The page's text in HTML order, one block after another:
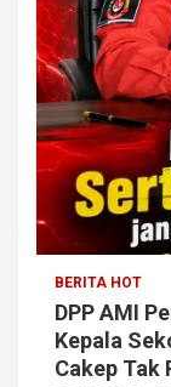
BERITA HOT
DPP AMI
Kepala
Cakep Tak